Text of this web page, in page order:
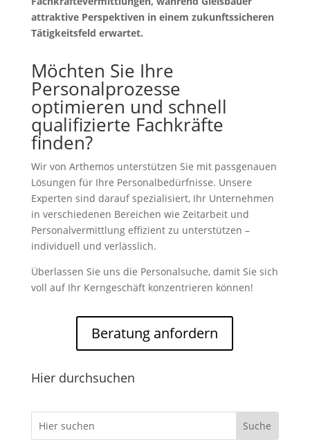
attraktive Perspektiven in einem zukunftssicheren
Tätigkeitsfeld erwartet.
Möchten Sie Ihre
Personalprozesse
optimieren und schnell
qualifizierte Fachkräfte
finden?
Wir von Arthemos unterstützen Sie mit passgenauen
Lösungen für Ihre Personalbedürfnisse. Unsere
Experten sind darauf spezialisiert, Ihr Unternehmen
in verschiedenen Bereichen wie Zeitarbeit und
Personalvermittlung effizient zu unterstützen –
individuell und verlässlich.
Überlassen Sie uns die Personalsuche, damit Sie sich
voll auf Ihr Kerngeschäft konzentrieren können!
Beratung anfordern
Hier durchsuchen